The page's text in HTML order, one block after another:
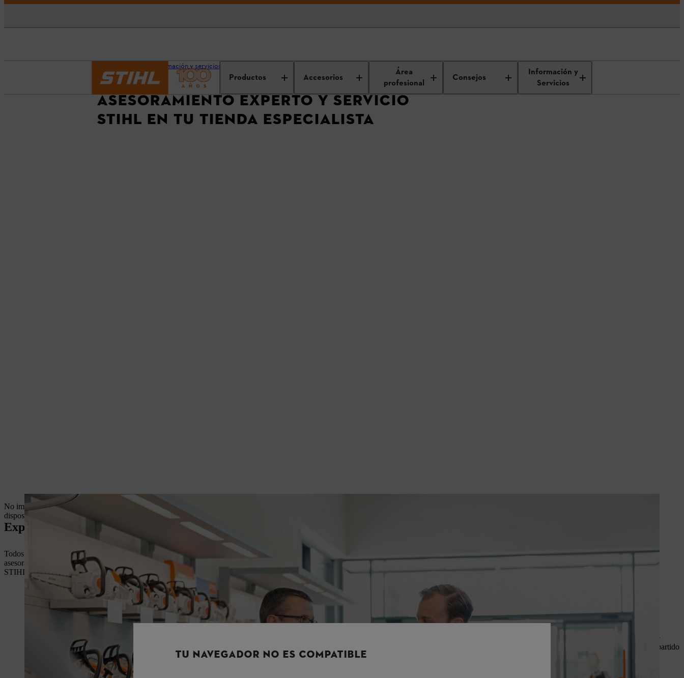
Productos Accesorios
Área
profesional
Consejos
Información y
Servicios
Información y servicios Asesoramiento experto y servicio
ASESORAMIENTO EXPERTO Y SERVICIO
STIHL EN TU TIENDA ESPECIALISTA
No importa si necesitas información de una máquina STIHL antes de comprarla o te surgen dudas después de haberlo hecho:
disposición para asesorarte y ayudarte a sacar el máximo partido a tus productos STIHL.
Expertos formados
Todos nuestros distribuidores participan regularmente en cursos oficiales de formación de STIHL para garantizar que recibas un servicio óptimo in situ. No importa si buscas
asesoramiento antes de comprar un producto STIHL o si deseas consejos sobre el cuidado y mantenimiento correctos de una máquina ya comprada: en tu tienda especialista
STIHL responden a todas tus preguntas de forma profesional.
Instrucciones competentes sobre el producto
preparará tu máquina para el primer uso y te informará sobre cómo manejarla de
forma correcta. En tu tienda especialista STIHL te ayudarán a sacar el máximo partido
TU NAVEGADOR NO ES COMPATIBLE